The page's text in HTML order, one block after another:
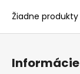
Žiadne
t
r
b
Z